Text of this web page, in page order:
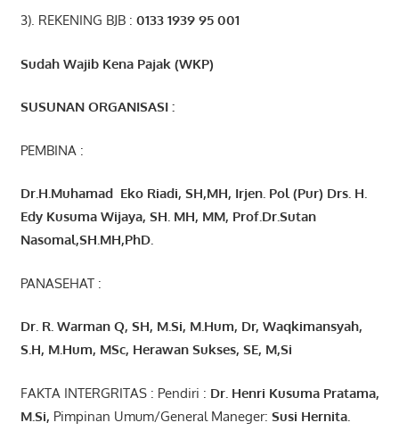
3). REKENING BJB : 0133 1939 95 001
Sudah Wajib Kena Pajak (WKP)
SUSUNAN ORGANISASI :
PEMBINA :
Dr.H.Muhamad Eko Riadi, SH,MH, Irjen. Pol (Pur) Drs. H.
Edy Kusuma Wijaya, SH. MH, MM, Prof.Dr.Sutan
Nasomal,SH.MH,PhD.
PANASEHAT :
Dr. R. Warman Q, SH, M.Si, M.Hum, Dr, Waqkimansyah,
S.H, M.Hum, MSc, Herawan Sukses, SE, M,Si
FAKTA INTERGRITAS : Pendiri : Dr. Henri Kusuma Pratama,
M.Si, Pimpinan Umum/General Maneger: Susi Hernita.